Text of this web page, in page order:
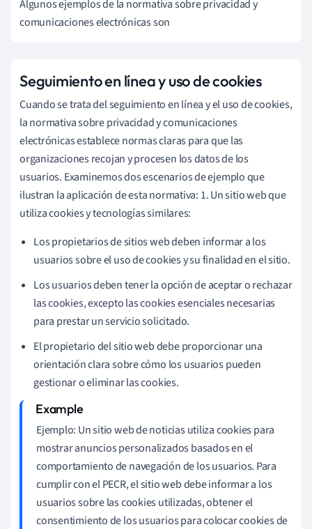
Algunos ejemplos de la normativa sobre privacidad y
comunicaciones electrónicas son
Seguimiento en línea y uso de cookies
Cuando se trata del seguimiento en línea y el uso de cookies,
la normativa sobre privacidad y comunicaciones
electrónicas establece normas claras para que las
organizaciones recojan y procesen los datos de los
usuarios. Examinemos dos escenarios de ejemplo que
ilustran la aplicación de esta normativa: 1. Un sitio web que
utiliza cookies y tecnologías similares:
Los propietarios de sitios web deben informar a los
usuarios sobre el uso de cookies y su finalidad en el sitio.
Los usuarios deben tener la opción de aceptar o rechazar
las cookies, excepto las cookies esenciales necesarias
para prestar un servicio solicitado.
El propietario del sitio web debe proporcionar una
orientación clara sobre cómo los usuarios pueden
gestionar o eliminar las cookies.
Ejemplo: Un sitio web de noticias utiliza cookies para
mostrar anuncios personalizados basados en el
comportamiento de navegación de los usuarios. Para
cumplir con el PECR, el sitio web debe informar a los
usuarios sobre las cookies utilizadas, obtener el
consentimiento de los usuarios para colocar cookies de